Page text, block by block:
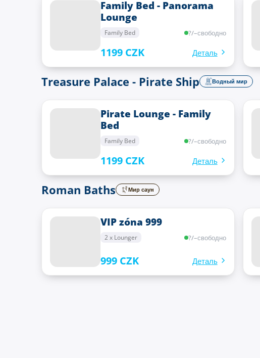
Family Bed - Panorama
Lounge
Family Bed ?/–свободно
1199 CZK Деталь
Treasure Palace - Pirate Ship Водный мир
Pirate Lounge - Family
Bed
Family Bed ?/–свободно
1199 CZK Деталь
Roman Baths Мир саун
VIP zóna 999
2 x Lounger ?/–свободно
999 CZK Деталь